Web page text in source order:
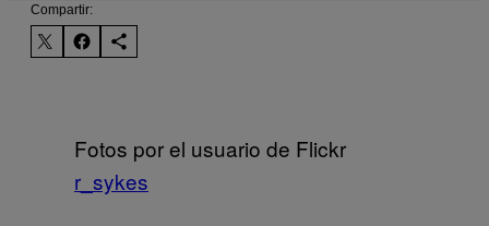
Compartir:
Fotos por el usuario de Flickr
r_sykes